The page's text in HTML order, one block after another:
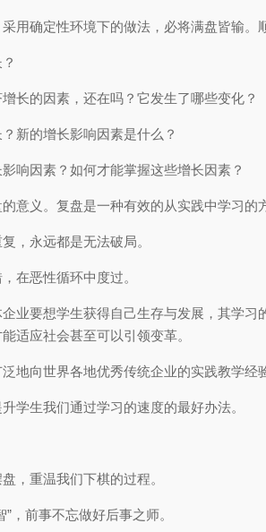
用确定性环境下的做法，必将满盘皆输。
长的因素，还在吗？它发生了哪些变化？
新的增长影响因素是什么？
响因素？如何才能掌握这些增长因素？
意义。复盘是一种有效的从实践中学习的
，永远都是无法破局。
在恶性循环中度过。
业要想学生获得自己生存与发展，其学
适应社会甚至可以引领变革。
地向世界各地优秀传统企业的实践教学经
学生我们通过学习的速度的最好办法。
，重温我们下棋的过程。
，前事不忘做好后事之师。